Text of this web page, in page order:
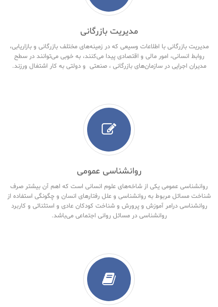
مدیریت بازرگانی
مدیریت بازرگانی با اطلاعات وسیعی که در زمینه‌های مختلف بازرگانی و بازاریابی،
روابط انسانی، امور مالی و اقتصادی پیدا می‌کنند، به خوبی می‌توانند در سطح
مدیران اجرایی در سازمان‌های بازرگانی ، صنعتی و دولتی به کار اشتغال ورزند.
روانشناسی عمومی
روانشناسی عمومی یکی از شاخه‌های علوم انسانی است که اهم آن بیشتر صرف
شناخت مسائل مربوط به روانشناسی و علل رفتارهای انسان و چگونگی استفاده از
روانشناسی درامر آموزش و پرورش و شناخت کودکان عادی و استثنائی و کاربرد
روانشناسی در مسائل روانی اجتماعی می‌باشد.